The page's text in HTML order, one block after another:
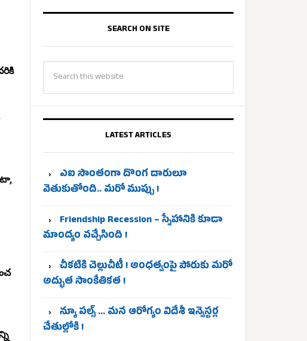
SEARCH ON SITE
LATEST ARTICLES
ఎఐ సొంతంగా దొంగ దారులూ
వెతుకుతోంది.. మరో ముప్పు !
Friendship Recession – స్నేహానికి కూడా
మాంద్యం వచ్చేసింది !
చీకటికి చెల్లుచీటీ ! అంధత్వంపై పోరుకు మరో
అద్భుత సాంకేతికత !
న్యూ పల్స్ … మన ఆరోగ్యం విదేశీ ఇన్వెస్టర్ల
చేతుల్లోకి !